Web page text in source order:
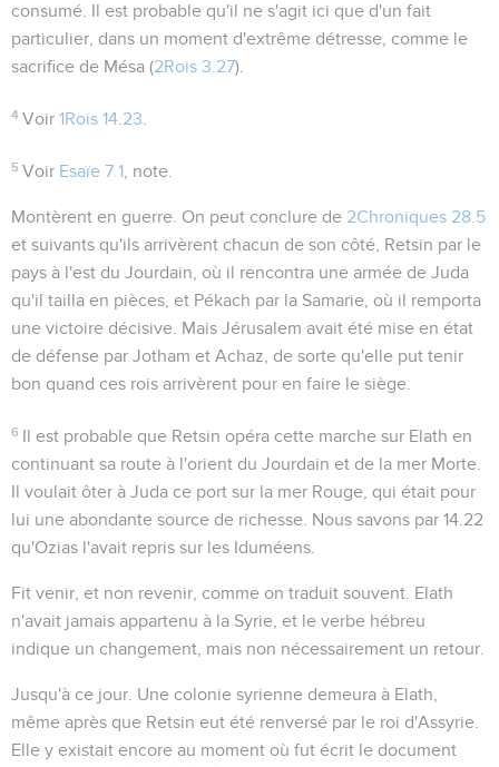
consumé. Il est probable qu'il ne s'agit ici que d'un fait
particulier, dans un moment d'extrême détresse, comme le
sacrifice de Mésa (2Rois 3.27).
4 Voir1Rois 14.23
5 Voir Esaïe 7.1 , note.
Montèrent en guerre . On peut conclure de 2Chroniques 28.5
et suivants qu'ils arrivèrent chacun de son côté, Retsin par le
pays à l'est du Jourdain, où il rencontra une armée de Juda
qu'il tailla en pièces, et Pékach par la Samarie, où il remporta
une victoire décisive. Mais Jérusalem avait été mise en état
de défense par Jotham et Achaz, de sorte qu'elle put tenir
bon quand ces rois arrivèrent pour en faire le siège.
6 Il est probable que Retsin opéra cette marche sur Elath en
continuant sa route à l'orient du Jourdain et de la mer Morte.
Il voulait ôter à Juda ce port sur la mer Rouge, qui était pour
lui une abondante source de richesse. Nous savons par 14.22
qu'Ozias l'avait repris sur les Iduméens.
Fit venir , et non revenir , comme on traduit souvent. Elath
n'avait jamais appartenu à la Syrie, et le verbe hébreu
indique un changement, mais non nécessairement un retour.
Jusqu'à ce jour . Une colonie syrienne demeura à Elath,
même après que Retsin eut été renversé par le roi d'Assyrie.
Elle y existait encore au moment où fut écrit le document